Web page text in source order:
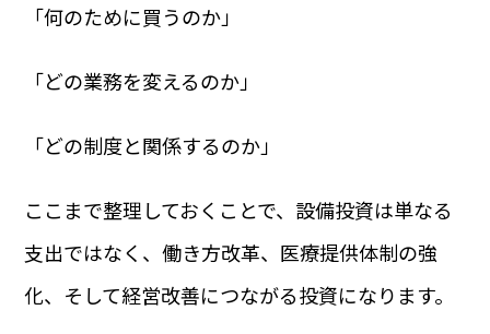
「何のために買うのか」
「どの業務を変えるのか」
「どの制度と関係するのか」
ここまで整理しておくことで、設備投資は単なる
支出ではなく、働き方改革、医療提供体制の強
化、そして経営改善につながる投資になります。